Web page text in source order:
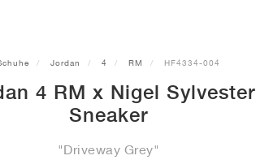
Jordan 4 RM HF4334-004
4 RM x Nigel Sylvester
Sneaker
"Driveway Grey"